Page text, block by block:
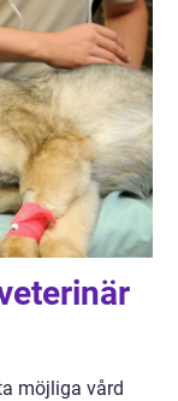
möjliga vård